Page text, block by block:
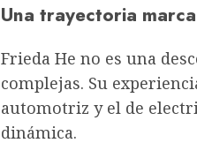
Una trayectoria
Frieda He no es una
complejas. Su
automotriz y el de
dinámica.